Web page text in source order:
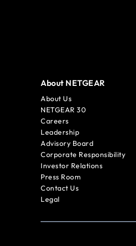
About NETGEAR
About Us
NETGEAR 30
Careers
Leadership
Advisory Board
Corporate Responsibility
Investor Relations
Press Room
Contact Us
Legal